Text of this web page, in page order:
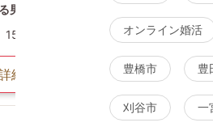
男性
15:00〜
細を見る
8月10日
詳細
オンライン婚活
豊橋市 豊
刈谷市 一